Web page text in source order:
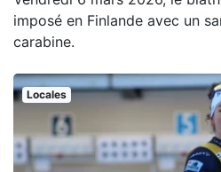
imposé en Finlande avec un
carabine.
Locales